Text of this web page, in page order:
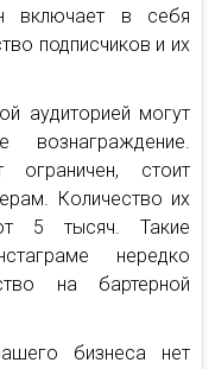
включает в себя
подписчиков и их
аудиторией могут
вознаграждение.
стоит
Количество их
5 тысяч. Такие
нередко
на бартерной
бизнеса нет